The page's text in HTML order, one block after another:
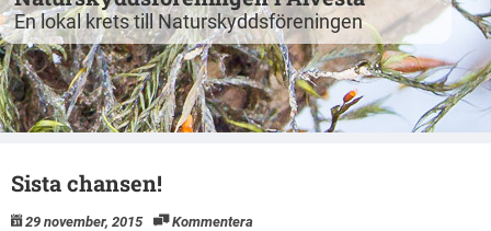
Projekt
Natur att besöka
Fiskgjusen
En lokal krets till Naturskyddsföreningen
Sista chansen!
29 november, 2015 Kommentera